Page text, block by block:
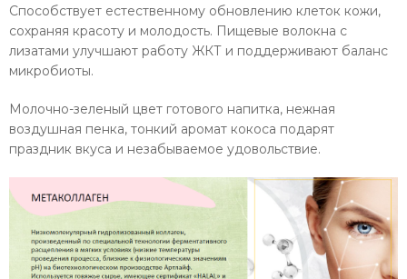
Способствует естественному обновлению клеток кожи,
сохраняя красоту и молодость. Пищевые волокна с
лизатами улучшают работу ЖКТ и поддерживают баланс
микробиоты.
Молочно-зеленый цвет готового напитка, нежная
воздушная пенка, тонкий аромат кокоса подарят
праздник вкуса и незабываемое удовольствие.